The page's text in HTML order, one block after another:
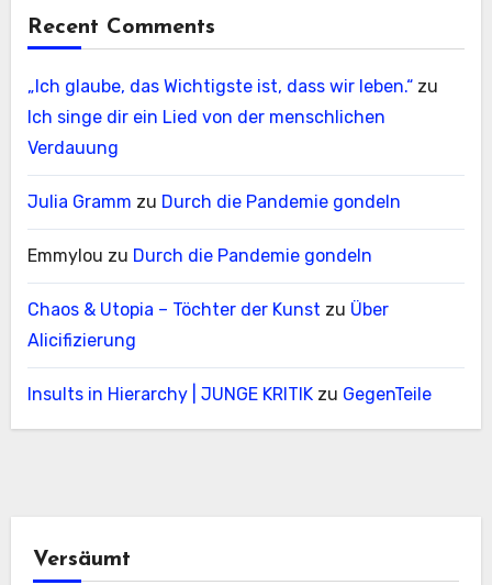
Recent Comments
„Ich glaube, das Wichtigste ist, dass wir leben.“zu
Ich singe dir ein Lied von der menschlichen
Verdauung
Julia Gramm zu Durch die Pandemie gondeln
Emmylou zu Durch die Pandemie gondeln
Chaos & Utopia – Töchter der Kunst zu Über
Alicifizierung
Insults in Hierarchy | JUNGE KRITIKzu GegenTeile
Versäumt